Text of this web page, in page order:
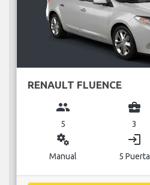
RENAULT FLUENCE
group
5
business_center
3
miscellaneous_services
Manual
login
5 Puerta